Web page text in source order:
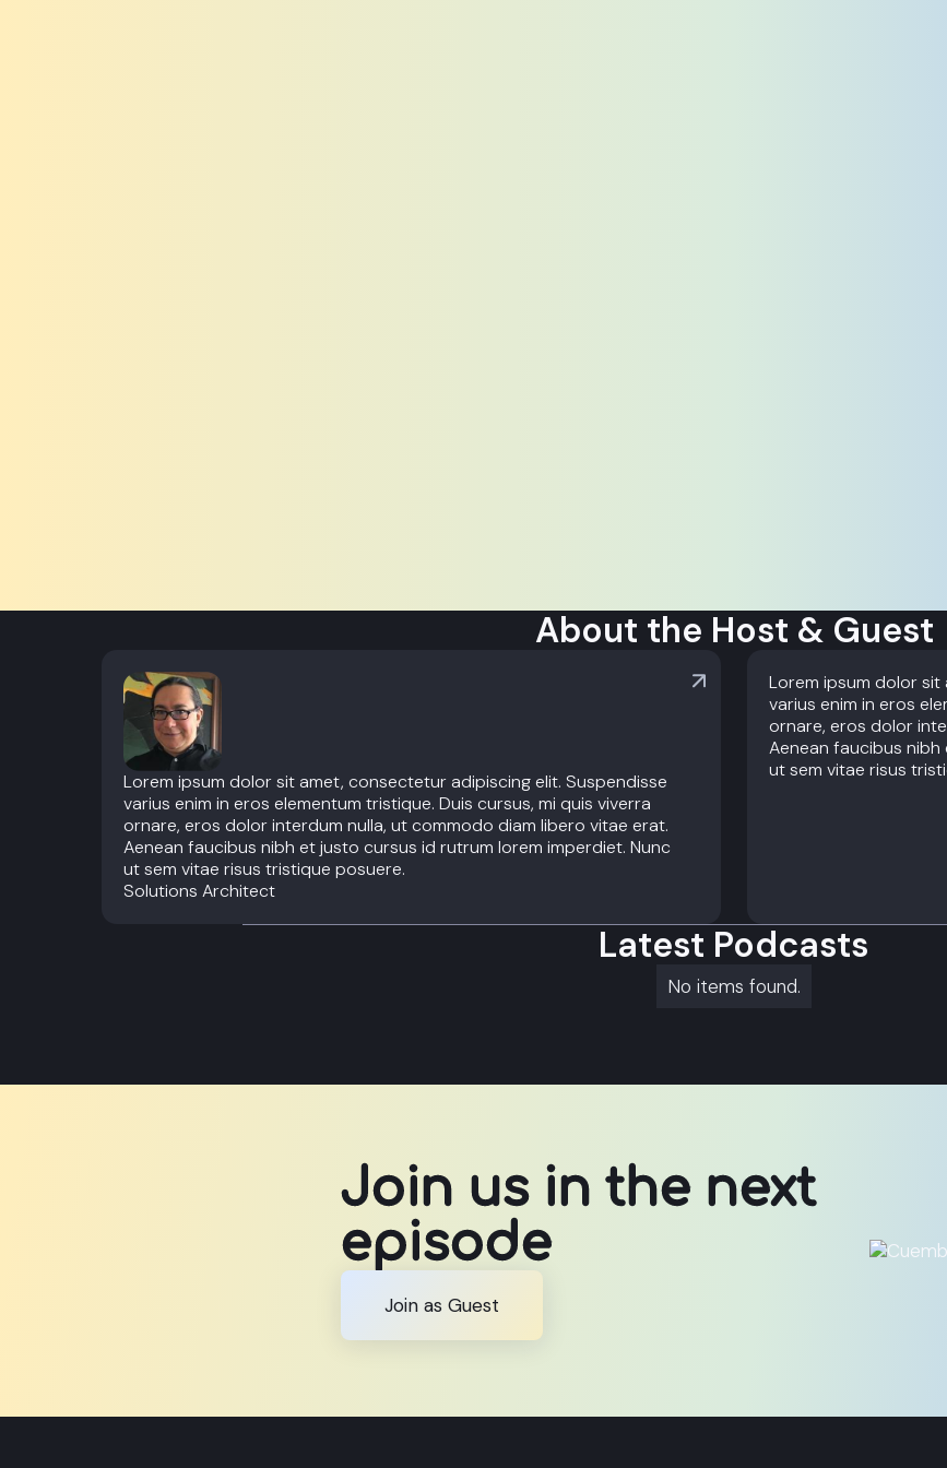
About the Host & Guest
Lorem ipsum dolor sit amet, consectetur adipiscing elit. Suspendisse
varius enim in eros elementum tristique. Duis cursus, mi quis viverra
ornare, eros dolor interdum nulla, ut commodo diam libero vitae erat.
Aenean faucibus nibh et justo cursus id rutrum lorem imperdiet. Nunc
ut sem vitae risus tristique posuere.
Solutions Architect
Lorem ipsum dolor
varius enim in eros
ornare, eros dolor
Aenean faucibus
ut sem vitae risus
Latest Podcasts
No items found.
Join us in the next
episode
Join as Guest